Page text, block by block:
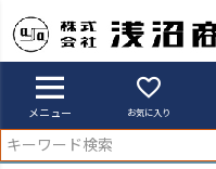
メニュー お気に入り
アサヌマネットショップ